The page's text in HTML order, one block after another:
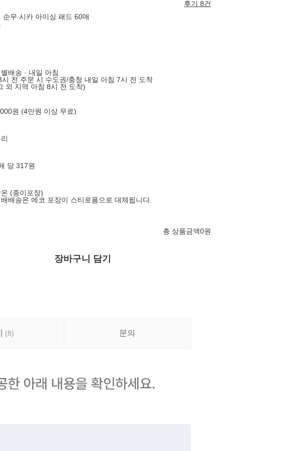
후기 8건
무 시카 아이싱 패드 60매
배송 · 내일 아침
시 전 주문 시 수도권/충청 내일 아침 7시 전 도착
외 지역 아침 8시 전 도착)
원 (4만원 이상 무료)
당 317원
(종이포장)
배배송은 에코 포장이 스티로폼으로 대체됩니다.
총 상품금액0원
장바구니 담기
(8) 문의